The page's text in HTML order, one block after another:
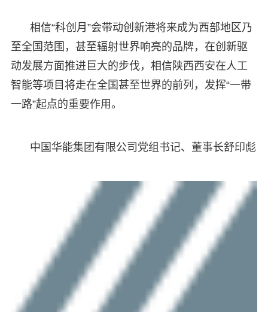
相信“科创月”会带动创新港将来成为西部地区乃
至全国范围，甚至辐射世界响亮的品牌，在创新驱
动发展方面推进巨大的步伐，相信陕西西安在人工
智能等项目将走在全国甚至世界的前列，发挥“一带
一路”起点的重要作用。
中国华能集团有限公司党组书记、董事长舒印彪